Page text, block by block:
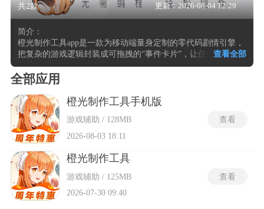
共2款 更新：2026-08-04 12:29
简介：
橙光制作工具app是一款为移动端量身定制的零代码剧情引擎，
把复杂的游戏逻辑封装成可拖拽的“事件卡片”，让任何拥有故
事脑洞的人都能在地铁、咖啡馆甚至被窝里完成一部可交互的
视觉小说。其云端素材库实时同步官方与作者共享的立绘、背
景、音效，配合AI缩略图生成与智能分镜推荐，使单章节制作
时间从数小时压缩到十分钟以内；而版本回溯功能则像一位隐
形的剪辑师，随时把误删的剧情节点一键复活。
查看全部
全部应用
橙光制作工具手机版
游戏辅助 / 128MB
2026-08-03 18:11
查看
橙光制作工具
游戏辅助 / 125MB
2026-07-30 09:40
查看